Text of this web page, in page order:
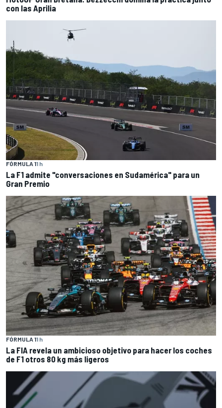
con las Aprilia
FÓRMULA 11 h
La F1 admite "conversaciones en Sudamérica" para un
Gran Premio
FÓRMULA 11 h
La FIA revela un ambicioso objetivo para hacer los coches
de F1 otros 80 kg más ligeros